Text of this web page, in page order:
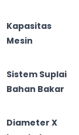
Kapasitas
Mesin
Sistem Suplai
Bahan Bakar
Diameter X